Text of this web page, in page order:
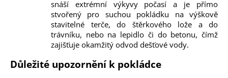
snáší extrémní výkyvy počasí a je přímo
stvořený pro suchou pokládku na výškově
stavitelné terče, do štěrkového lože a do
trávníku, nebo na lepidlo či do betonu, čímž
zajišťuje okamžitý odvod dešťové vody.
Důležité upozornění k pokládce